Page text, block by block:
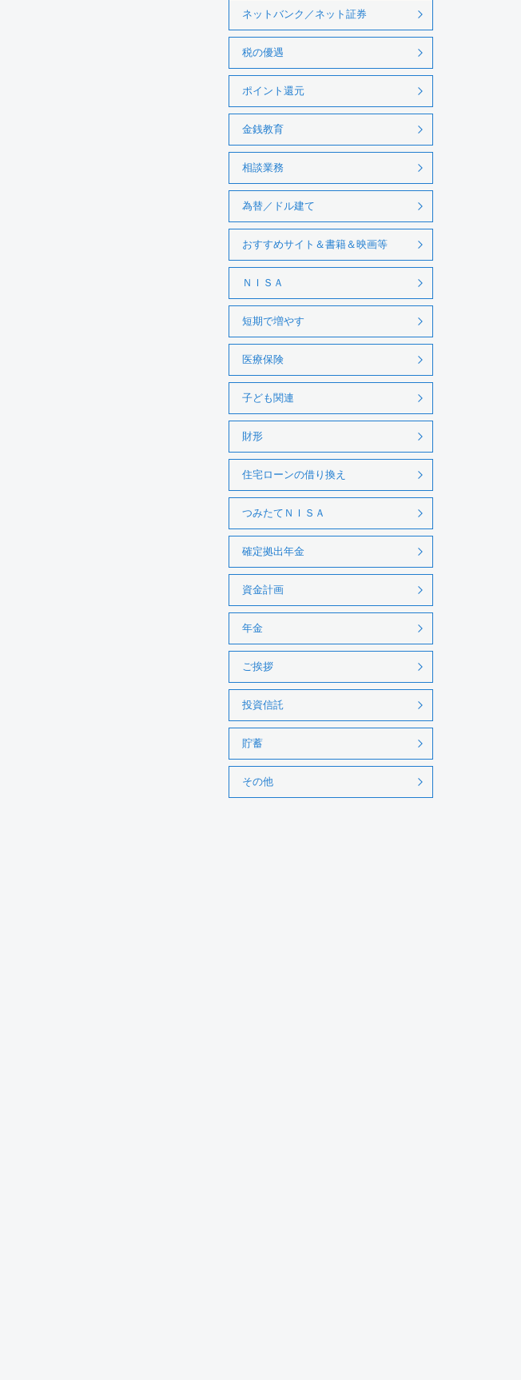
ネットバンク／ネット証券
税の優遇
ポイント還元
金銭教育
相談業務
為替／ドル建て
おすすめサイト＆書籍＆映画等
ＮＩＳＡ
短期で増やす
医療保険
子ども関連
財形
住宅ローンの借り換え
つみたてＮＩＳＡ
確定拠出年金
資金計画
年金
ご挨拶
投資信託
貯蓄
その他